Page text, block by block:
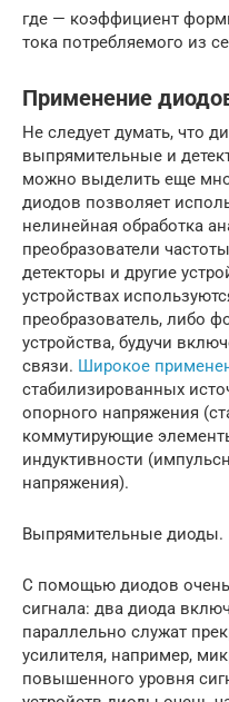
где — коэффициент
тока потребляемого из
Применение
Не следует думать, что
выпрямительные и
можно выделить еще
диодов позволяет
нелинейная обработка
преобразователи
детекторы и другие
устройствах
преобразователь, либо
устройства, будучи
связи. Широкое
стабилизированных
опорного напряжения
коммутирующие
индуктивности
напряжения).
Выпрямительные диоды.
С помощью диодов очень
сигнала: два диода
параллельно служат
усилителя, например,
повышенного уровня